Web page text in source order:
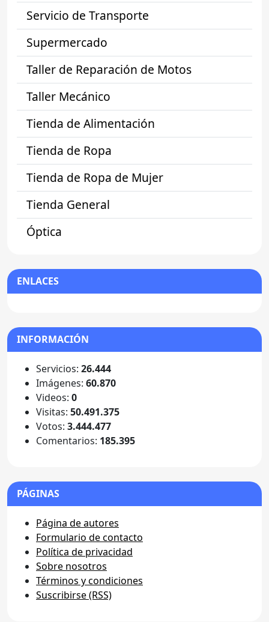
Servicio de Transporte
Supermercado
Taller de Reparación de Motos
Taller Mecánico
Tienda de Alimentación
Tienda de Ropa
Tienda de Ropa de Mujer
Tienda General
Óptica
ENLACES
INFORMACIÓN
Servicios: 26.444
Imágenes: 60.870
Videos: 0
Visitas: 50.491.375
Votos: 3.444.477
Comentarios: 185.395
PÁGINAS
Página de autores
Formulario de contacto
Política de privacidad
Sobre nosotros
Términos y condiciones
Suscribirse (RSS)